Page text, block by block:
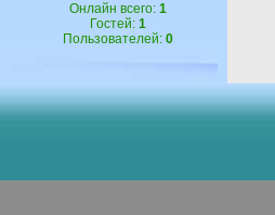
Онлайн всего: 1
Гостей: 1
Пользователей: 0